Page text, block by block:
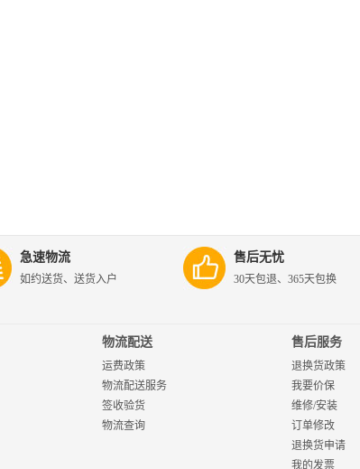
急速物流
如约送货、送货入户
售后无忧
30天包退、365天包换
物流配送
运费政策
物流配送服务
签收验货
物流查询
售后服务
退换货政策
我要价保
维修/安装
订单修改
退换货申请
我的发票